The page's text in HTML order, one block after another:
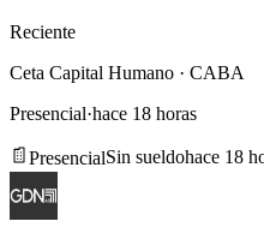
Reciente
Ceta Capital Humano · CABA
Presencial·hace 18 horas
PresencialSin sueldohace 18